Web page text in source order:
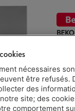
nécessaires
être refusés.
des
site; des
comportement